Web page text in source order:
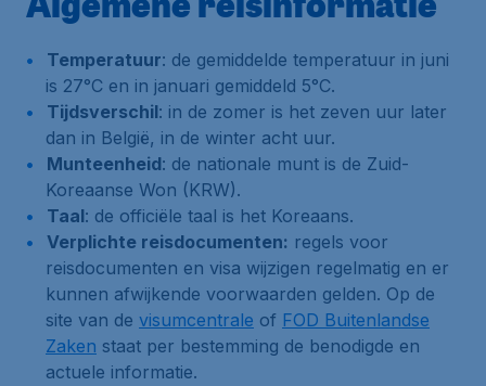
Temperatuur: de gemiddelde temperatuur in juni
is 27°C en in januari gemiddeld 5°C.
Tijdsverschil: in de zomer is het zeven uur later
dan in België, in de winter acht uur.
Munteenheid: de nationale munt is de Zuid-
Koreaanse Won (KRW).
Taal: de officiële taal is het Koreaans.
Verplichte reisdocumenten: regels voor
reisdocumenten en visa wijzigen regelmatig en er
kunnen afwijkende voorwaarden gelden. Op de
site van de visumcentrale of FOD Buitenlandse
Zaken staat per bestemming de benodigde en
actuele informatie.